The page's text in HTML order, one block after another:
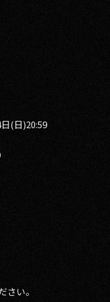
(日)20:59
い。